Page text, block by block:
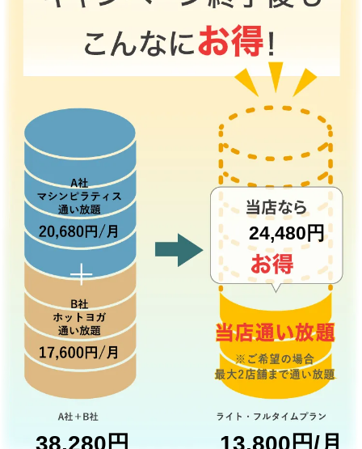
24,480円
38,280円 13,800円/月